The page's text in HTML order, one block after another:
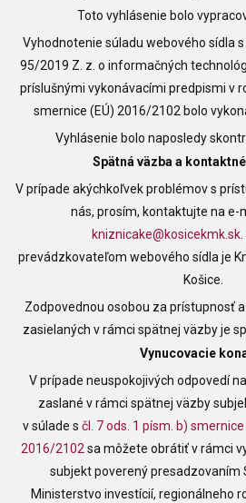
Toto vyhlásenie bolo
Vyhodnotenie súladu webového sídla
95/2019 Z. z. o informačných
príslušnými vykonávacími predpismi v
smernice (EÚ) 2016/2102 bolo
Vyhlásenie bolo naposledy
Spätná väzba a
V prípade akýchkoľvek problémov s
nás, prosím, kontaktujte na e-
kniznicake@kosicekmk.sk
prevádzkovateľom webového sídla je
Košice
Zodpovednou osobou za prístupnosť
zasielaných v rámci spätnej väzby je
Vynucovacie
V prípade neuspokojivých odpovedí
zaslané v rámci spätnej väzby
v súlade s čl. 7 ods. 1 písm. b)
2016/2102 sa môžete obrátiť v rámci
subjekt poverený presadzovaním
Ministerstvo investícií, regionálneho